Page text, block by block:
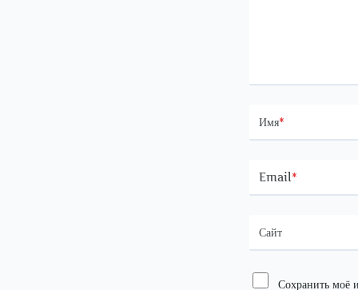
Имя*
Email *
Сайт
Сохранить моё